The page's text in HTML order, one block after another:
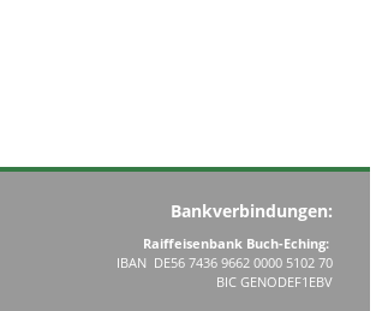
Bankverbindungen:
Raiffeisenbank Buch-Eching:
IBAN DE56 7436 9662 0000 5102 70
BIC GENODEF1EBV